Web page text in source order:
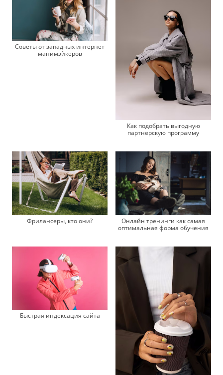
Советы от западных интернет
манимэйкеров
Как подобрать выгодную
партнерскую программу
Фрилансеры, кто они?
Онлайн тренинги как самая
оптимальная форма обучения
Быстрая индексация сайта